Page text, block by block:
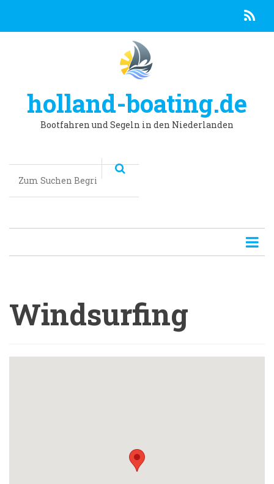
holland-boating.de
Bootfahren und Segeln in den Niederlanden
Windsurfing